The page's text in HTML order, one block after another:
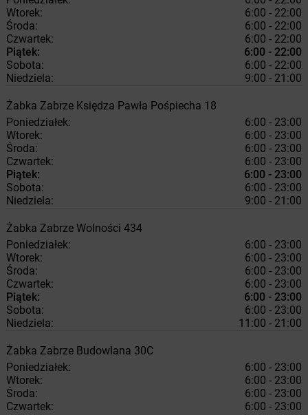
Wtorek:
6:00 - 22:00
Środa:
6:00 - 22:00
Czwartek:
6:00 - 22:00
Piątek:
6:00 - 22:00
Sobota:
6:00 - 22:00
Niedziela:
9:00 - 21:00
Żabka Zabrze Księdza Pawła Pośpiecha 18
Poniedziałek:
6:00 - 23:00
Wtorek:
6:00 - 23:00
Środa:
6:00 - 23:00
Czwartek:
6:00 - 23:00
Piątek:
6:00 - 23:00
Sobota:
6:00 - 23:00
Niedziela:
9:00 - 21:00
Żabka Zabrze Wolności 434
Poniedziałek:
6:00 - 23:00
Wtorek:
6:00 - 23:00
Środa:
6:00 - 23:00
Czwartek:
6:00 - 23:00
Piątek:
6:00 - 23:00
Sobota:
6:00 - 23:00
Niedziela:
11:00 - 21:00
Żabka Zabrze Budowlana 30C
Poniedziałek:
6:00 - 23:00
Wtorek:
6:00 - 23:00
Środa:
6:00 - 23:00
Czwartek:
6:00 - 23:00